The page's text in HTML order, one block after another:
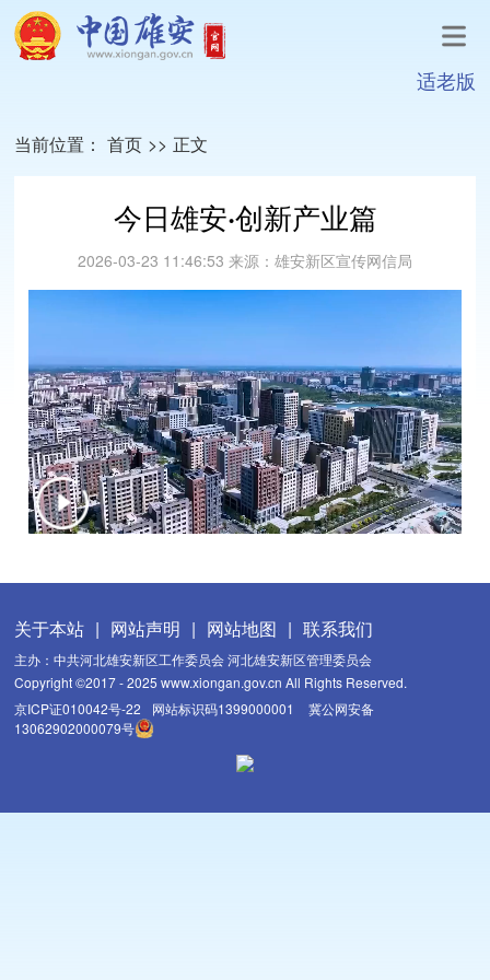
适老版
当前位置： 首页 >> 正文
今日雄安·创新产业篇
2026-03-23 11:46:53 来源： 雄安新区宣传网信局
关于本站 | 网站声明 | 网站地图 | 联系我们
主办：中共河北雄安新区工作委员会 河北雄安新区管理委员会
Copyright ©2017 - 2025 www.xiongan.gov.cn All Rights Reserved.
京ICP证010042号-22
网站标识码1399000001
冀公网安备
13062902000079号